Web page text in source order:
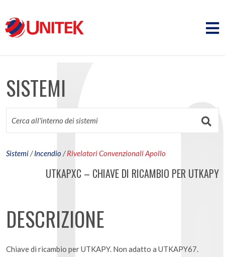
SISTEMI
Sistemi/Incendio /Rivelatori Convenzionali Apollo
UTKAPXC – CHIAVE DI RICAMBIO PER UTKAPY
DESCRIZIONE
Chiave di ricambio per UTKAPY. Non adatto a UTKAPY67.